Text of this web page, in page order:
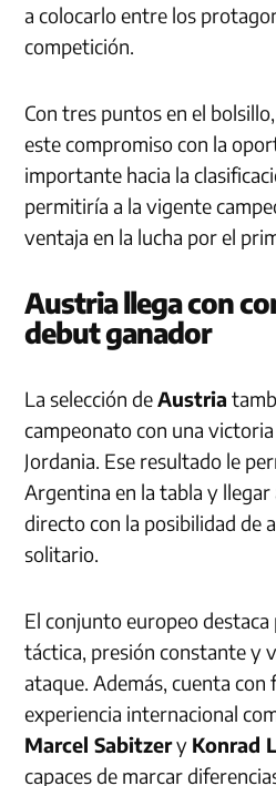
a colocarlo entre los
competición.
Con tres puntos en el
este compromiso con la
importante hacia la
permitiría a la vigente
ventaja en la lucha por el
Austria llega con
debut ganador
La selección deAustria
campeonato con una
Jordania. Ese resultado le
Argentina en la tabla y
directo con la posibilidad de
solitario.
El conjunto europeo
táctica, presión constante y
ataque. Además, cuenta
experiencia internacional
Marcel Sabitzery Konrad
capaces de marcar